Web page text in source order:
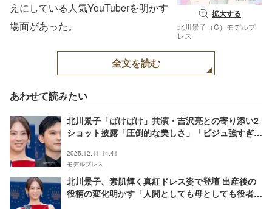
拡大する
北川景子（C）モデルプ
レス
えにしている人気YouTuberを明かす
場面があった。
全文を読む
あわせて読みたい
北川景子「ばけばけ」共演・吉沢亮との寄り添い2
ショット披露「圧倒的な美しさ」「ビジュ強すぎ
2025.12.11 14:41
モデルプレス
北川景子、素肌輝く真紅ドレス姿で登壇 出産後の
役柄の変化明かす「人間としても母としても役者と